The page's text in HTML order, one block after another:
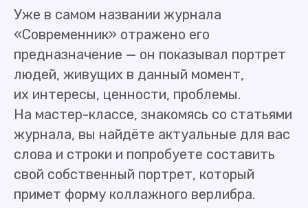
Уже в самом названии журнала
«Современник» отражено его
предназначение — он показывал портрет
людей, живущих в данный момент,
их интересы, ценности, проблемы.
На мастер-классе, знакомясь со статьями
журнала, вы найдёте актуальные для вас
слова и строки и попробуете составить
свой собственный портрет, который
примет форму коллажного верлибра.